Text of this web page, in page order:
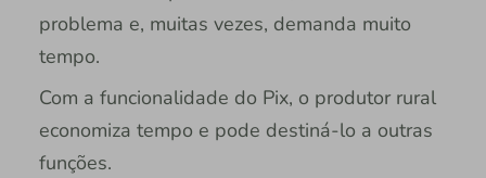
problema e, muitas vezes, demanda muito
tempo.
Com a funcionalidade do Pix, o produtor rural
economiza tempo e pode destiná-lo a outras
funções.